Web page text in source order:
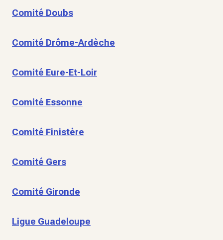
Comité Doubs
Comité Drôme-Ardèche
Comité Eure-Et-Loir
Comité Essonne
Comité Finistère
Comité Gers
Comité Gironde
Ligue Guadeloupe